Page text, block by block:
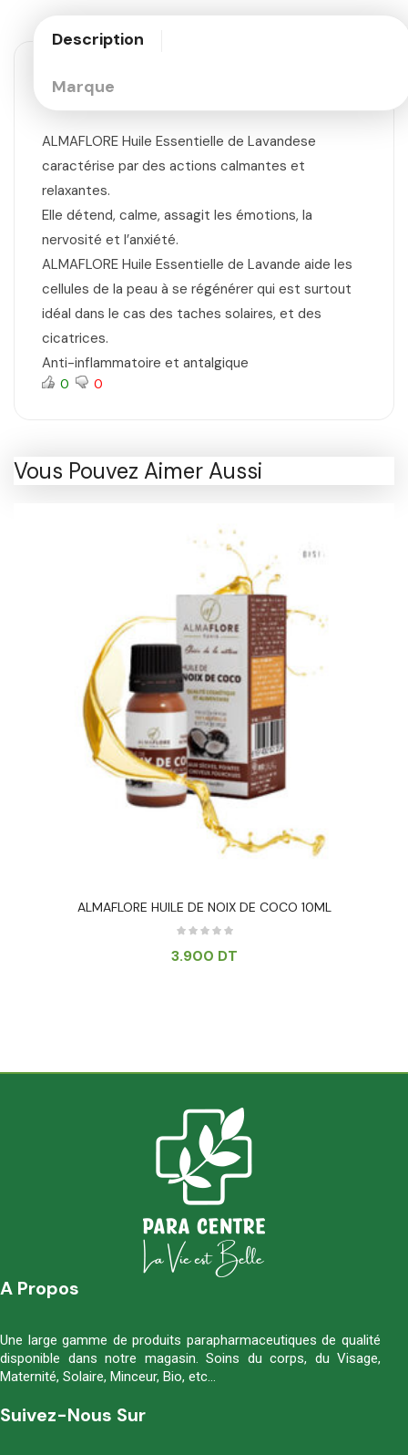
Description
Marque
ALMAFLORE Huile Essentielle de Lavandese
caractérise par des actions calmantes et
relaxantes.
Elle détend, calme, assagit les émotions, la
nervosité et l’anxiété.
ALMAFLORE Huile Essentielle de Lavande aide les
cellules de la peau à se régénérer qui est surtout
idéal dans le cas des taches solaires, et des
cicatrices.
Anti-inflammatoire et antalgique
0 0
Vous Pouvez Aimer Aussi
ALMAFLORE HUILE DE NOIX DE COCO 10ML
3.900 DT
A Propos
Une large gamme de produits parapharmaceutiques de qualité
disponible dans notre magasin. Soins du corps, du Visage,
Maternité, Solaire, Minceur, Bio, etc…
Suivez-Nous Sur